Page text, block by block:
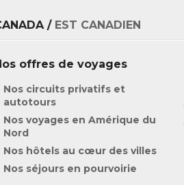
/ EST CANADIEN
offres de voyages
Nos circuits privatifs et
autotours
Nos voyages en Amérique du
Nord
Nos hôtels au cœur des villes
Nos séjours en pourvoirie